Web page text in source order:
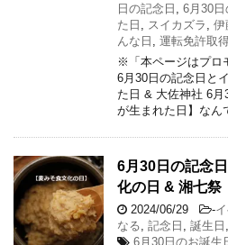
日の記念日
6月30
た日
スイカズラ 伊
んな日
運転免許取
※「本ページはプロ
6月30日の記念日と
た日 & 大佐神社 6月
が生まれた日】なん
6月30日の記念
化の日 & 湘七祭
2024/06/29 -
なる 記念日 誕生日
6月30日のお誕生